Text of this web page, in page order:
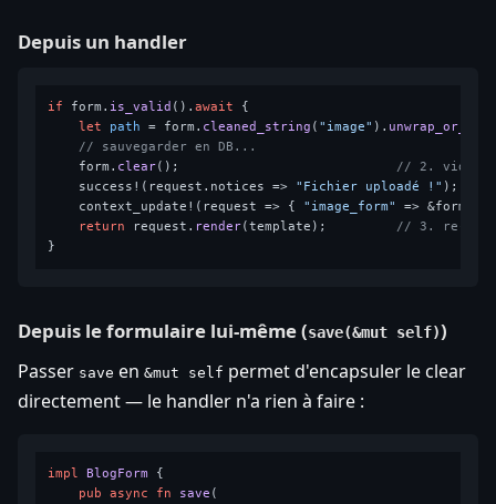
Depuis un handler
if form. is_valid ().await {
let
path = form. cleaned_string ( "image" ).
// sauvegarder en DB...
    form.
clear(); // 2. vider
    success!(request.notices =>
"Fichier uploadé !" );
    context_update!(request => {
"image_form"
=> &form
return request. render(template); // 3. re-
Depuis le formulaire lui-même (save(&mut self))
Passer save en &mut self permet d'encapsuler le clear
directement — le handler n'a rien à faire :
impl BlogForm {
pub
async fn save (